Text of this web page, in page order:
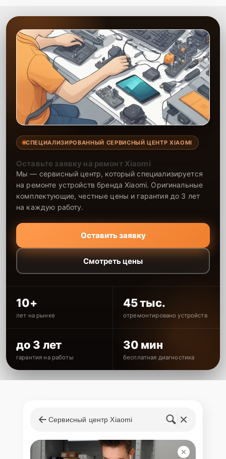
СПЕЦИАЛИЗИРОВАННЫЙ СЕРВИСНЫЙ ЦЕНТР XIAOMI
Оставьте заявку на ремонт Xiaomi
Мы — сервисный центр, который специализируется
на ремонте устройств бренда Xiaomi. Оригинальные
комплектующие, честные цены и гарантия до 3 лет
на каждую работу.
Оставить заявку
Смотреть цены
10+
лет на рынке
45 тыс.
отремонтировано устройств
до 3 лет
гарантия на работы
30 мин
бесплатная диагностика
Сервисный центр Xiaomi